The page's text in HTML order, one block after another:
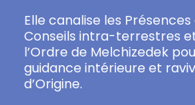
Elle canalise les
Conseils intra-terrestres
l’Ordre de Melchizedek
guidance intérieure et
d’Origine.